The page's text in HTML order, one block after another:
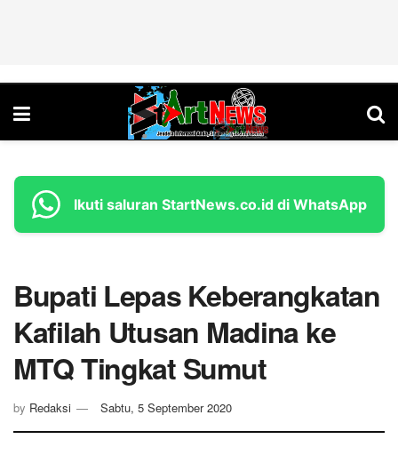
Ikuti saluran StartNews.co.id di WhatsApp
Bupati Lepas Keberangkatan
Kafilah Utusan Madina ke
MTQ Tingkat Sumut
by Redaksi Sabtu, 5 September 2020